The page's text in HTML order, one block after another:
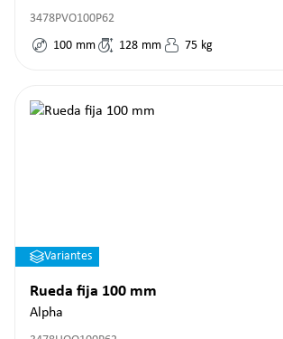
3478PVO100P62
100 mm 128 mm 75 kg
Variantes
Rueda fija 100 mm
Alpha